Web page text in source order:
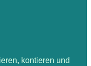
kontieren und